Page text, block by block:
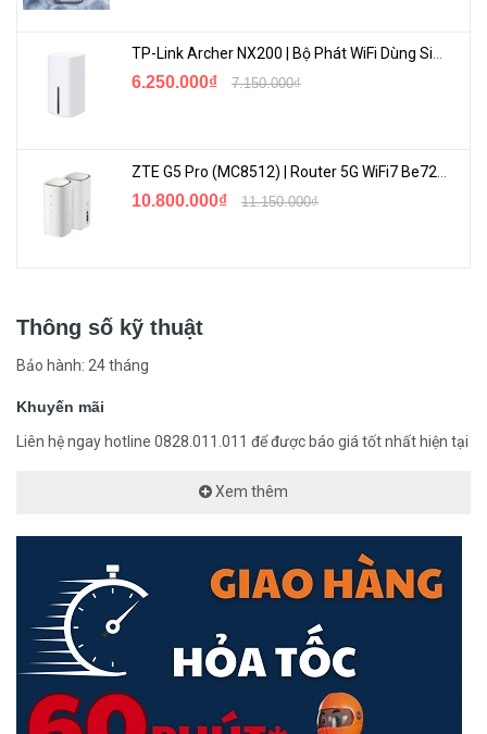
6.250.000₫ 7.150.000₫
10.800.000₫ 11.150.000₫
Thông số kỹ thuật
Bảo hành: 24 tháng
Khuyến mãi
Liên hệ ngay hotline 0828.011.011 để được báo giá tốt nhất hiện tại
Xem thêm